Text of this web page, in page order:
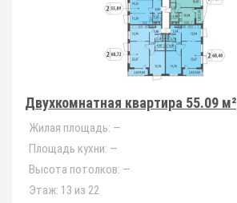
Двухкомнатная квартира 55.09 м²
Жилая площадь: —
Площадь кухни: —
Высота потолков: —
Этаж: 13 из 22